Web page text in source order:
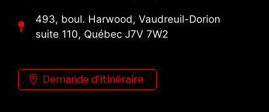
493, boul. Harwood, Vaudreuil-Dorion
suite 110, Québec J7V 7W2
Demande d'itinéraire